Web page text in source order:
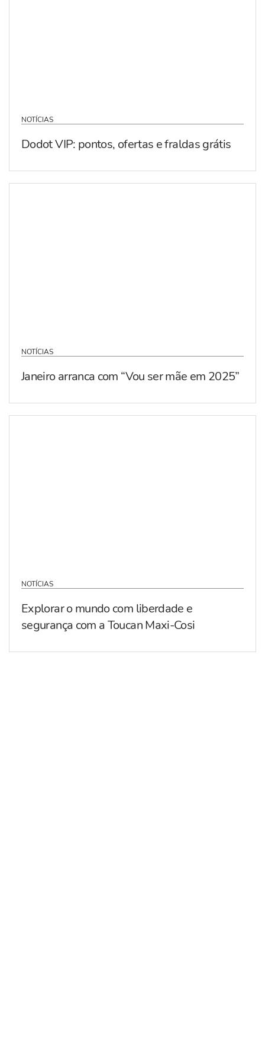
NOTÍCIAS
Dodot VIP: pontos, ofertas e fraldas grátis
NOTÍCIAS
Janeiro arranca com “Vou ser mãe em 2025”
NOTÍCIAS
Explorar o mundo com liberdade e
segurança com a Toucan Maxi-Cosi